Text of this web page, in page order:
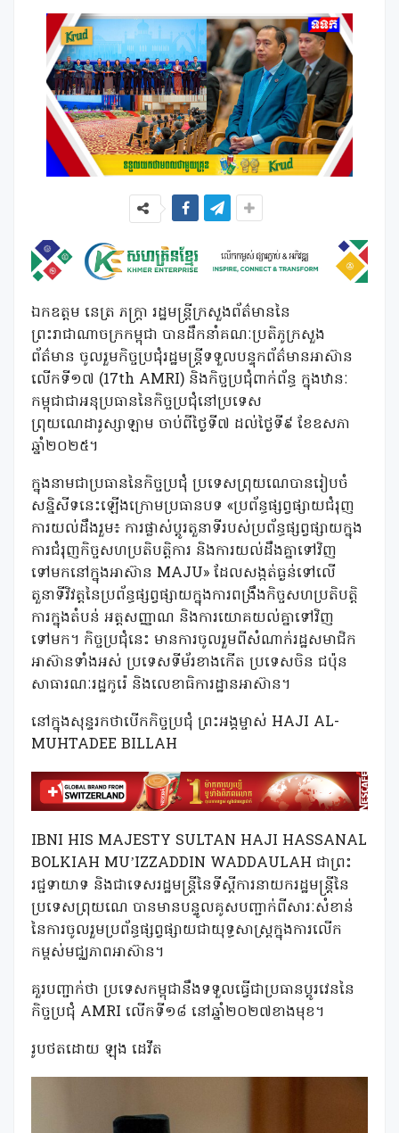
ឯកឧត្តម នេត្រ ភក្ត្រា រដ្ឋមន្ត្រីក្រសួងព័ត៌មាននៃ
ព្រះរាជាណាចក្រកម្ពុជា បានដឹកនាំគណៈប្រតិភូក្រសួង
ព័ត៌មាន ចូលរួមកិច្ចប្រជុំរដ្ឋមន្ត្រីទទួលបន្ទុកព័ត៌មានអាស៊ាន
លើកទី១៧ (17th AMRI) និងកិច្ចប្រជុំពាក់ព័ន្ធ ក្នុងឋានៈ
កម្ពុជាជាអនុប្រធាននៃកិច្ចប្រជុំនៅប្រទេស
ព្រុយណេដារូស្សាឡាម ចាប់ពីថ្ងៃទី៧ ដល់ថ្ងៃទី៩ ខែឧសភា
ឆ្នាំ២០២៥។
ក្នុងនាមជាប្រធាននៃកិច្ចប្រជុំ ប្រទេសព្រុយណេបានរៀបចំ
សន្និសីទនេះឡើងក្រោមប្រធានបទ «ប្រព័ន្ធផ្សព្វផ្សាយជំរុញ
ការយល់ដឹងរួម៖ ការផ្លាស់ប្តូរតួនាទីរបស់ប្រព័ន្ធផ្សព្វផ្សាយក្នុង
ការជំរុញកិច្ចសហប្រតិបត្តិការ និងការយល់ដឹងគ្នាទៅវិញ
ទៅមកនៅក្នុងអាស៊ាន MAJU» ដែលសង្កត់ធ្ងន់ទៅលើ
តួនាទីវិវត្តនៃប្រព័ន្ធផ្សព្វផ្សាយក្នុងការពង្រឹងកិច្ចសហប្រតិបត្តិ
ការក្នុងតំបន់ អត្តសញ្ញាណ និងការយោគយល់គ្នាទៅវិញ
ទៅមក។ កិច្ចប្រជុំនេះ មានការចូលរួមពីសំណាក់រដ្ឋសមាជិក
អាស៊ានទាំងអស់ ប្រទេសទីម័រខាងកើត ប្រទេសចិន ជប៉ុន
សាធារណៈរដ្ឋកូរ៉េ និងលេខាធិការដ្ឋានអាស៊ាន។
នៅក្នុងសុន្ទរកថាបើកកិច្ចប្រជុំ ព្រះអង្គម្ចាស់ HAJI AL-
MUHTADEE BILLAH
IBNI HIS MAJESTY SULTAN HAJI HASSANAL
BOLKIAH MU’IZZADDIN WADDAULAH ជាព្រះ
រជ្ជទាយាទ និងជាទេសរដ្ឋមន្ត្រីនៃទីស្តីការនាយករដ្ឋមន្ត្រីនៃ
ប្រទេសព្រុយណេ បានមានបន្ទូលគូសបញ្ជាក់ពីសារៈសំខាន់
នៃការចូលរួមប្រព័ន្ធផ្សព្វផ្សាយជាយុទ្ធសាស្ត្រក្នុងការលើក
កម្ពស់មជ្ឈភាពអាស៊ាន។
គួរបញ្ជាក់ថា ប្រទេសកម្ពុជានឹងទទួលធ្វើជាប្រធានប្តូរវេននៃ
កិច្ចប្រជុំ AMRI លើកទី១៨ នៅឆ្នាំ២០២៧ខាងមុខ។
រូបថតដោយ ឡុង ដេវីត